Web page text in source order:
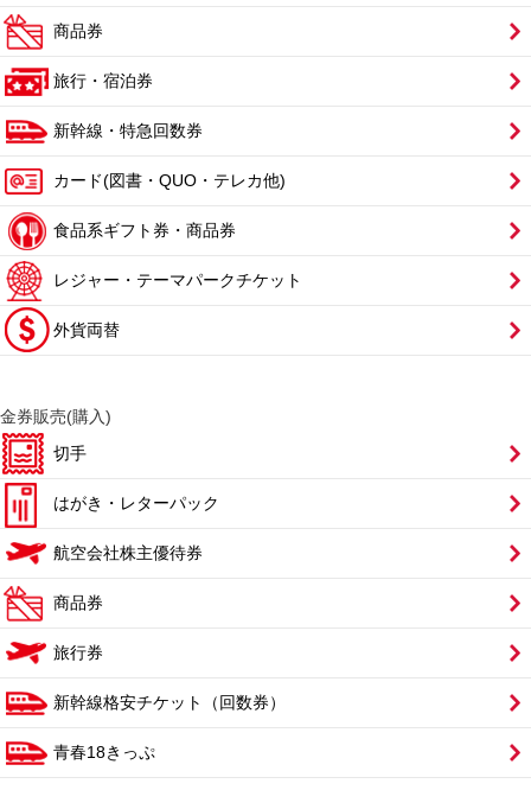
商品券
旅行・宿泊券
新幹線・特急回数券
カード(図書・QUO・テレカ他)
食品系ギフト券・商品券
レジャー・テーマパークチケット
外貨両替
金券販売(購入)
切手
はがき・レターパック
航空会社株主優待券
商品券
旅行券
新幹線格安チケット（回数券）
青春18きっぷ